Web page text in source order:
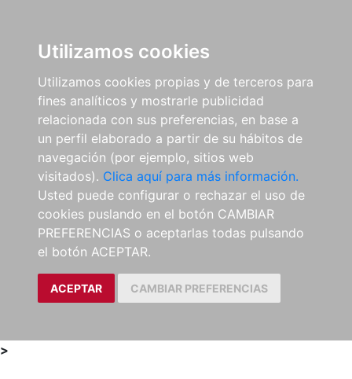
Utilizamos cookies
Utilizamos cookies propias y de terceros para
fines analíticos y mostrarle publicidad
relacionada con sus preferencias, en base a
un perfil elaborado a partir de su hábitos de
navegación (por ejemplo, sitios web
visitados). Clica aquí para más información.
Usted puede configurar o rechazar el uso de
cookies puslando en el botón CAMBIAR
PREFERENCIAS o aceptarlas todas pulsando
el botón ACEPTAR.
ACEPTAR CAMBIAR PREFERENCIAS
>